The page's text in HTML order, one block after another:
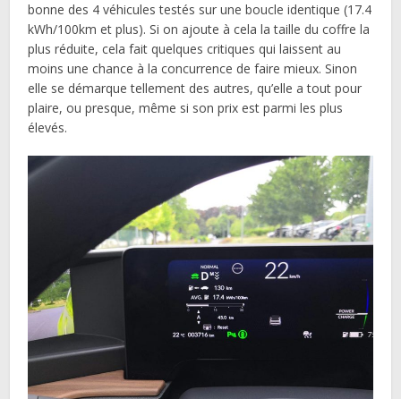
bonne des 4 véhicules testés sur une boucle identique (17.4
kWh/100km et plus). Si on ajoute à cela la taille du coffre la
plus réduite, cela fait quelques critiques qui laissent au
moins une chance à la concurrence de faire mieux. Sinon
elle se démarque tellement des autres, qu’elle a tout pour
plaire, ou presque, même si son prix est parmi les plus
élevés.